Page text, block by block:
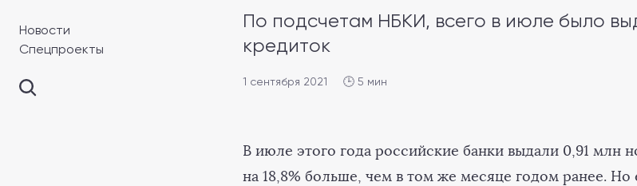
Новости
Спецпроекты
По подсчетам НБКИ, всего в июле было
кредиток
1 сентября 2021 🕒 5 мин
В июле этого года российские банки выдали 0,91 млн
на 18,8% больше, чем в том же месяце годом ранее. Но